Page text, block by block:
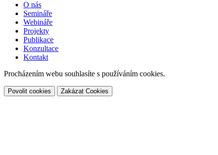
O nás
Semináře
Webináře
Projekty
Publikace
Konzultace
Kontakt
Procházením webu souhlasíte s používáním cookies.
Povolit cookies Zakázat Cookies